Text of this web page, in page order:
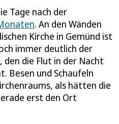
Tage nach der
. An den Wänden
Kirche in Gemünd ist
immer deutlich der
den die Flut in der Nacht
Besen und Schaufeln
als hätten die
erst den Ort